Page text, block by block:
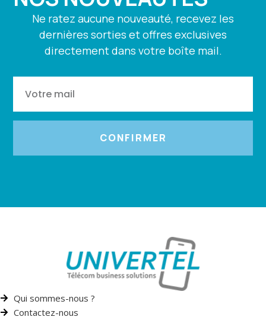
Ne ratez aucune nouveauté, recevez les
dernières sorties et offres exclusives
directement dans votre boîte mail.
CONFIRMER
Qui sommes-nous ?
Contactez-nous